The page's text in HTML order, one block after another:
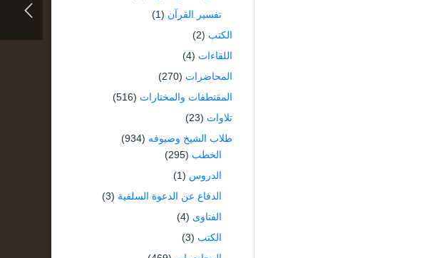
تفسير القرآن (1)
الكتب (2)
اللقاءات (4)
المحاضرات (270)
المقتطفات والمختارات (516)
تلاوات (23)
طلاب الشيخ وضيوفه (934)
الخطب (295)
الدروس (1)
الدفاع عن الدعوة السلفية (3)
الفتاوى (4)
الكتب (3)